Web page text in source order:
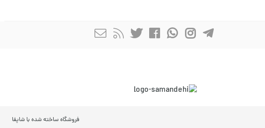
فروشگاه ساخته شده با شاپفا